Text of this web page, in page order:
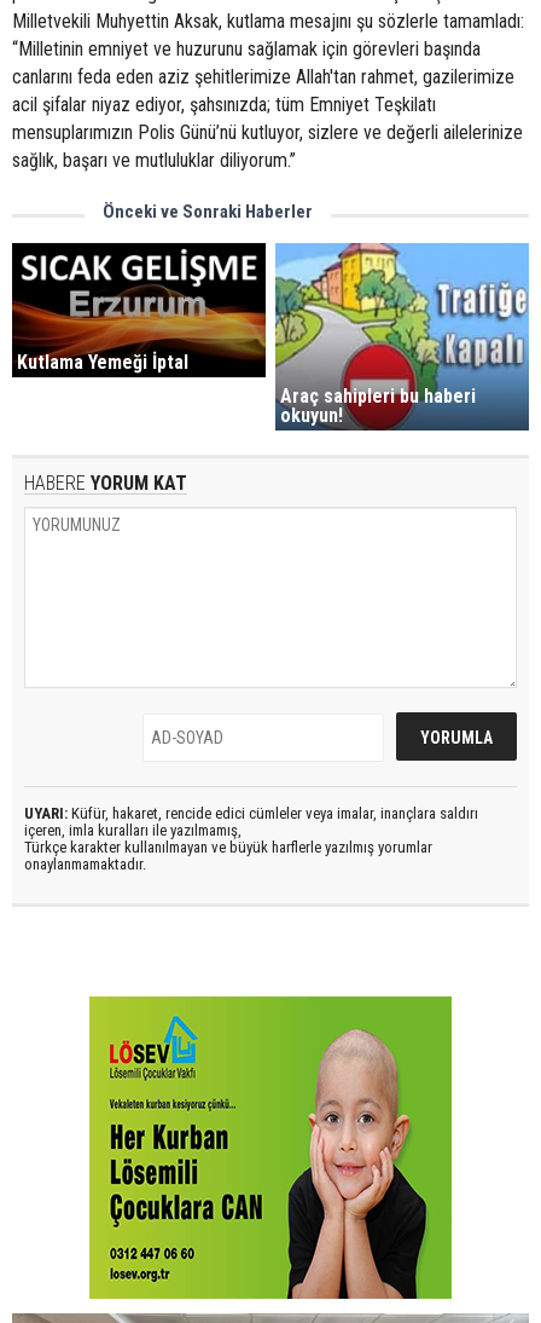
Milletvekili Muhyettin Aksak, kutlama mesajını şu sözlerle tamamladı:
“Milletinin emniyet ve huzurunu sağlamak için görevleri başında
canlarını feda eden aziz şehitlerimize Allah'tan rahmet, gazilerimize
acil şifalar niyaz ediyor, şahsınızda; tüm Emniyet Teşkilatı
mensuplarımızın Polis Günü’nü kutluyor, sizlere ve değerli ailelerinize
sağlık, başarı ve mutluluklar diliyorum.”
Önceki ve Sonraki Haberler
Kutlama Yemeği İptal
Araç sahipleri bu haberi
okuyun!
HABERE YORUM KAT
UYARI: Küfür, hakaret, rencide edici cümleler veya imalar, inançlara saldırı
içeren, imla kuralları ile yazılmamış,
Türkçe karakter kullanılmayan ve büyük harflerle yazılmış yorumlar
onaylanmamaktadır.